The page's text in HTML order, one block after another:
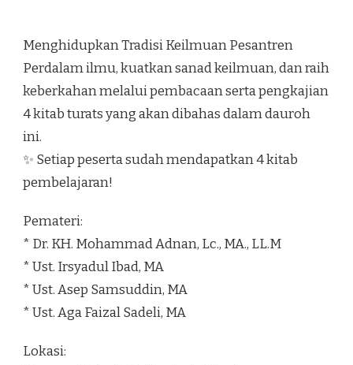
Menghidupkan Tradisi Keilmuan Pesantren
Perdalam ilmu, kuatkan sanad keilmuan, dan raih
keberkahan melalui pembacaan serta pengkajian
4 kitab turats yang akan dibahas dalam dauroh
ini.
✨ Setiap peserta sudah mendapatkan 4 kitab
pembelajaran!
Pemateri:
* Dr. KH. Mohammad Adnan, Lc., MA., LL.M
* Ust. Irsyadul Ibad, MA
* Ust. Asep Samsuddin, MA
* Ust. Aga Faizal Sadeli, MA
Lokasi: